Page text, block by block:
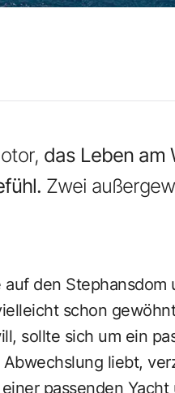
das Leben am
Zwei
den Stephansdom
schon
sollte sich um ein
liebt,
passenden